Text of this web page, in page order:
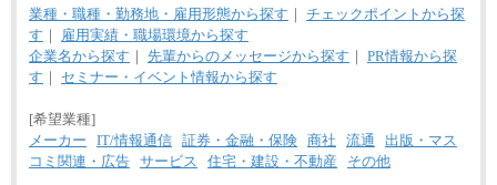
業種・職種・勤務地・雇用形態から探す ｜ チェックポイントから探
す ｜
雇用実績・職場環境から探す
企業名から探す ｜ 先輩からのメッセージから探す ｜ PR情報から探
す ｜ セミナー・イベント情報から探す
[希望業種]
メーカー
IT/情報通信 証券・金融・保険 商社 流通
出版・マス
コミ関連・広告 サービス 住宅・建設・不動産 その他